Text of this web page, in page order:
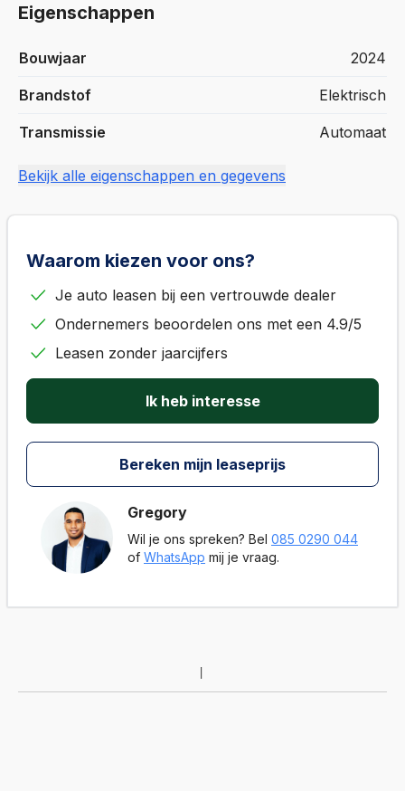
Eigenschappen
Bouwjaar 2024
Brandstof Elektrisch
Transmissie Automaat
Bekijk alle eigenschappen en gegevens
Waarom kiezen voor ons?
Je auto leasen bij een vertrouwde dealer
Ondernemers beoordelen ons met een 4.9/5
Leasen zonder jaarcijfers
Ik heb interesse
Bereken mijn leaseprijs
Gregory
Wil je ons spreken? Bel 085 0290 044
of WhatsApp mij je vraag.